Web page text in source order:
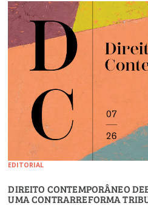
EDITORIAL
DIREITO CONTEMPORÂNEO
UMA CONTRARREFORMA